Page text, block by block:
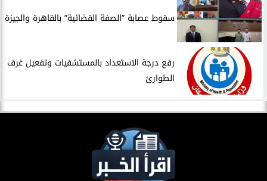
سقوط عصابة ”الصفة القضائية” بالقاهرة والجيزة
​رفع درجة الاستعداد بالمستشفيات وتفعيل غرف
الطوارئ